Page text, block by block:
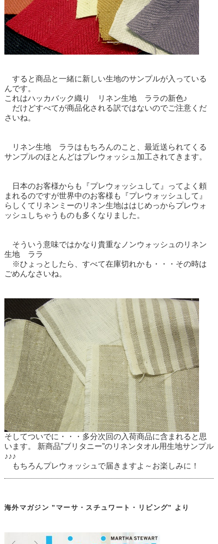
すると商品と一緒に新しい生地のサンプルが入っている
んです。
これはハッカバック織り リネン生地 ララの新色♪
だけどすべてが商品化される訳ではないのでご注意くだ
さいね。
リネン生地 ララはもちろんのこと、最近送られてくる
サンプルのほとんどはプレウォッシュ加工されてきます。
日本のお客様からも『プレウォッシュして』ってよく頼
まれるのですが世界中のお客様も『プレウォッシュして』
らしくてリネンミーのリネン生地ははじめっからプレウォ
ッシュしちゃうものも多くなりました。
そういう意味ではかなり貴重なノンウォッシュのリネン
生地 ララ
※ひょっとしたら、すべて在庫切れかも・・・その時は
ごめんなさいね。
そしてついでに・・・多分次回の入荷商品に含まれると思
います。 新商品”ブリタニー”のリネンタオル用生地サンプル
♪♪♪
もちろんプレウォッシュで届きますよ～お楽しみに！
海外マガジン ”マーサ・スチュワート・リビング” より